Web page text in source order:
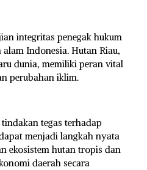
integritas penegak hukum
Indonesia. Hutan Riau,
dunia, memiliki peran vital
perubahan iklim.
tegas terhadap
menjadi langkah nyata
ekosistem hutan tropis dan
daerah secara